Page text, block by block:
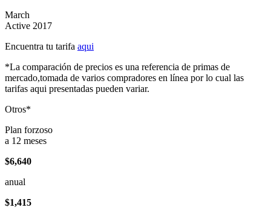
March
Active 2017
Encuentra tu tarifa aqui
*La comparación de precios es una referencia de primas de
mercado,tomada de varios compradores en línea por lo cual las
tarifas aqui presentadas pueden variar.
Otros*
Plan forzoso
a 12 meses
$6,640
anual
$1,415